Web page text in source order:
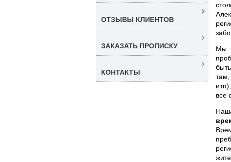
Мы
все
ОТЗЫВЫ КЛИЕНТОВ
ЗАКАЗАТЬ ПРОПИСКУ
КОНТАКТЫ